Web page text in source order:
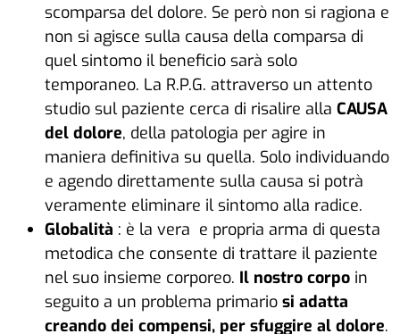
scomparsa del dolore. Se però non si ragiona e
non si agisce sulla causa della comparsa di
quel sintomo il beneficio sarà solo
temporaneo. La R.P.G. attraverso un attento
studio sul paziente cerca di risalire alla CAUSA
del dolore, della patologia per agire in
maniera definitiva su quella. Solo individuando
e agendo direttamente sulla causa si potrà
veramente eliminare il sintomo alla radice.
Globalità : è la vera e propria arma di questa
metodica che consente di trattare il paziente
nel suo insieme corporeo. Il nostro corpo in
seguito a un problema primario si adatta
creando dei compensi, per sfuggire al dolore.